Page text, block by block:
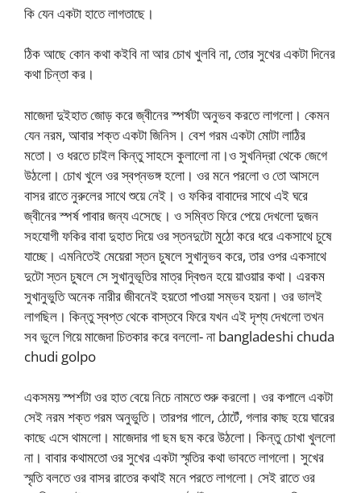
কি যেন একটা হাতে লাগতাছে।
ঠিক আছে কোন কথা কইবি না আর চোখ খুলবি না, তোর সুখের একটা দিনের
কথা চিন্তা কর।
মাজেদা দুইহাত জোড় করে জ্বীনের স্পর্ষটা অনুভব করতে লাগলো। কেমন
যেন নরম, আবার শক্ত একটা জিনিস। বেশ গরম একটা মোটা লাঠির
মতো। ও ধরতে চাইল কিন্তু সাহসে কুলালো না।ও সুখনিদ্রা থেকে জেগে
উঠলো। চোখ খুলে ওর স্বপ্নভঙ্গ হলো। ওর মনে পরলো ও তো আসলে
বাসর রাতে নুরুলের সাথে শুয়ে নেই। ও ফকির বাবাদের সাথে এই ঘরে
জ্বীনের স্পর্ষ পাবার জন্য এসেছে। ও সম্বিত ফিরে পেয়ে দেখলো দুজন
সহযোগী ফকির বাবা দুহাত দিয়ে ওর স্তনদুটো মুঠো করে ধরে একসাথে চুষে
যাচ্ছে। এমনিতেই মেয়েরা স্তন চুষলে সুখানুভব করে, তার ওপর একসাথে
দুটো স্তন চুষলে সে সুখানুভূতির মাত্র দ্বিগুন হয়ে য়াওয়ার কথা। এরকম
সুখানুভুতি অনেক নারীর জীবনেই হয়তো পাওয়া সম্ভব হয়না। ওর ভালই
লাগছিল। কিন্তু স্বপ্ত থেকে বাস্তবে ফিরে যখন এই দৃশ্য দেখলো তখন
সব ভুলে গিয়ে মাজেদা চিতকার করে বললো- না bangladeshi chuda
chudi golpo
একসময় স্পর্শটা ওর হাত বেয়ে নিচে নামতে শুরু করলো। ওর কপালে একটা
সেই নরম শক্ত গরম অনুভুতি। তারপর গালে, ঠোটেঁ, গলার কাছ হয়ে ঘারের
কাছে এসে থামলো। মাজেদার গা ছম ছম করে উঠলো। কিন্তু চোখা খুললো
না। বাবার কথামতো ওর সুখের একটা স্মৃতির কথা ভাবতে লাগলো। সুখের
স্মৃতি বলতে ওর বাসর রাতের কথাই মনে পরতে লাগলো। সেই রাতে ওর